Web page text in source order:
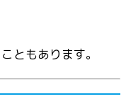
ともあります。